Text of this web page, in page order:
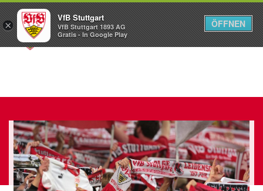
Menü
×
VfB Stuttgart
VfB Stuttgart 1893 AG
Gratis - In Google Play
ÖFFNEN